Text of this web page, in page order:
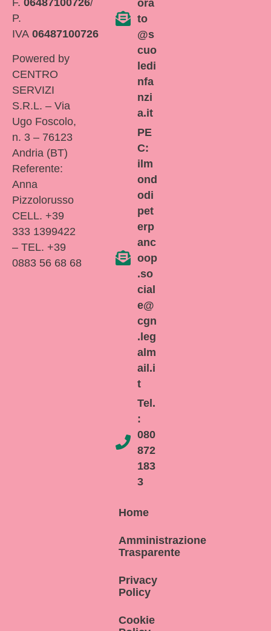
F. 06487100726/
P.
IVA 06487100726
Powered by
CENTRO
SERVIZI
S.R.L. – Via
Ugo Foscolo,
n. 3 – 76123
Andria (BT)
Referente:
Anna
Pizzolorusso
CELL. +39
333 1399422
– TEL. +39
0883 56 68 68
ora
to
@s
cuo
ledi
nfa
nzi
a.it
PE
C:
ilm
ond
odi
pet
erp
anc
oop
.so
cial
e@
cgn
.leg
alm
ail.i
t
Tel.
:
080
872
183
3
Home
Amministrazione
Trasparente
Privacy
Policy
Cookie